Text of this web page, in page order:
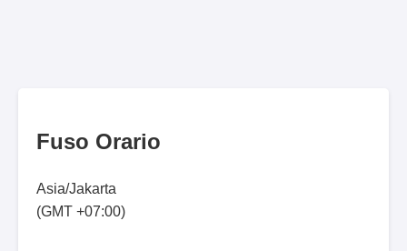
Fuso Orario
Asia/Jakarta
(GMT +07:00)